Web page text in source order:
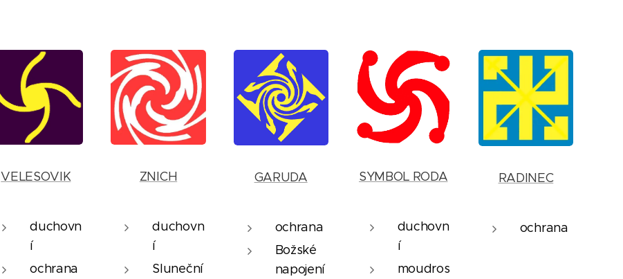
VELESOVIK
duchovn
í
ochrana
ZNICH
duchovn
í
Sluneční
GARUDA
ochrana
Božské
napojení
SYMBOL RODA
duchovn
í
moudros
RADINEC
ochrana